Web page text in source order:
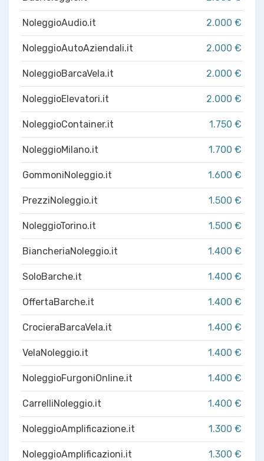
NoleggioAudio.it 2.000 €
NoleggioAutoAziendali.it 2.000 €
NoleggioBarcaVela.it 2.000 €
NoleggioElevatori.it 2.000 €
NoleggioContainer.it 1.750 €
NoleggioMilano.it 1.700 €
GommoniNoleggio.it 1.600 €
PrezziNoleggio.it 1.500 €
NoleggioTorino.it 1.500 €
BiancheriaNoleggio.it 1.400 €
SoloBarche.it 1.400 €
OffertaBarche.it 1.400 €
CrocieraBarcaVela.it 1.400 €
VelaNoleggio.it 1.400 €
NoleggioFurgoniOnline.it 1.400 €
CarrelliNoleggio.it 1.400 €
NoleggioAmplificazione.it 1.300 €
NoleggioAmplificazioni.it 1.300 €